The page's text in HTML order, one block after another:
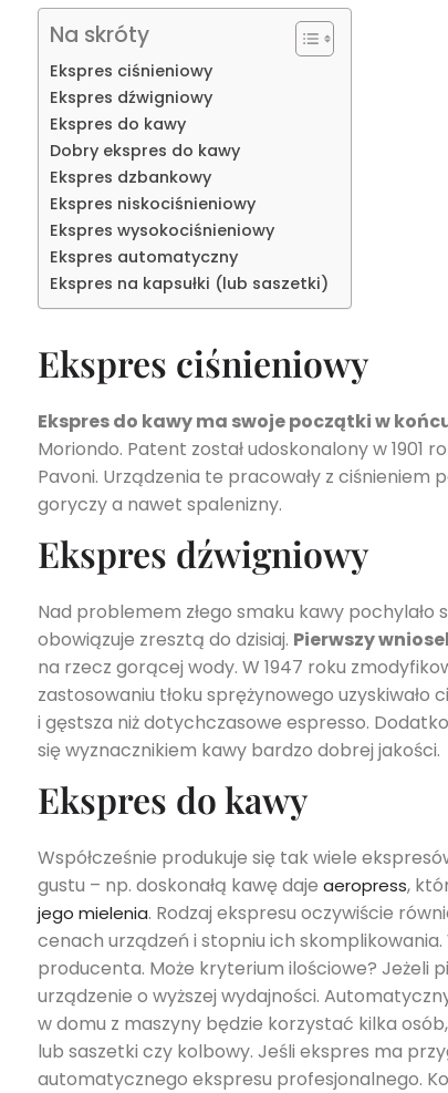
Na skróty
Ekspres ciśnieniowy
Ekspres dźwigniowy
Ekspres do kawy
Dobry ekspres do kawy
Ekspres dzbankowy
Ekspres niskociśnieniowy
Ekspres wysokociśnieniowy
Ekspres automatyczny
Ekspres na kapsułki (lub saszetki)
Ekspres ciśnieniowy
Ekspres do kawy ma swoje początki w
Moriondo. Patent został udoskonalony w 1901
Pavoni. Urządzenia te pracowały z ciśnieniem
goryczy a nawet spalenizny.
Ekspres dźwigniowy
Nad problemem złego smaku kawy pochylało
obowiązuje zresztą do dzisiaj. Pierwszy
na rzecz gorącej wody. W 1947 roku
zastosowaniu tłoku sprężynowego
i gęstsza niż dotychczasowe espresso.
się wyznacznikiem kawy bardzo dobrej jakości.
Ekspres do kawy
Współcześnie produkuje się tak wiele
gustu – np. doskonałą kawę daje aeropress,
jego mielenia. Rodzaj ekspresu oczywiście
cenach urządzeń i stopniu ich
producenta. Może kryterium ilościowe? Jeżeli
urządzenie o wyższej wydajności.
w domu z maszyny będzie korzystać kilka
lub saszetki czy kolbowy. Jeśli ekspres ma
automatycznego ekspresu profesjonalnego.